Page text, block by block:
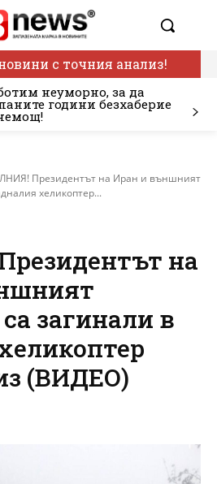
с точния анализ!
неуморно, за да
години безхаберие
Президентът на Иран и външният
хеликоптер...
на
загинали в
(ВИДЕО)